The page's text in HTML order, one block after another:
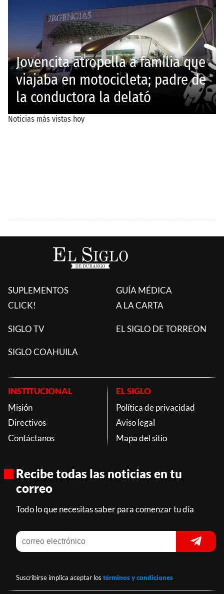
SUPLEMENTOS
CLICK!
GUÍA MÉDICA
A LA CARTA
SIGLO TV EL SIGLO DE TORREON
SIGLO COAHUILA
INSTITUCIONAL
Misión
Directivos
Contáctanos
EL SIGLO
Política de privacidad
Aviso legal
Mapa del sitio
Recibe todas las noticias en tu
correo
Todo lo que necesitas saber para comenzar tu día
Suscribirse implica aceptar los términos y condiciones